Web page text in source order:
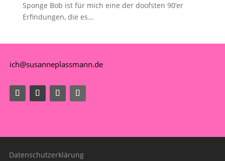
Sponge Bob ist für mich eine der doofsten 90’er
Erfindungen, die es...
ich@susanneplassmann.de
Datenschutzerklärung